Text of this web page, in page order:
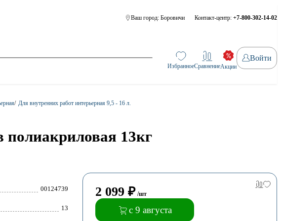
Ваш город: Боровичи Контакт-центр: +7-800-302-14-02
ИзбранноеСравнениеАкции
Войти
/ Для внутренних работ интерьерная 9,5 - 16 л.
13кг
00124739
13
2 099 ₽ /шт
с 9 августа